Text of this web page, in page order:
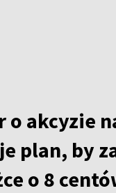
o akcyzie
plan, by
o 8